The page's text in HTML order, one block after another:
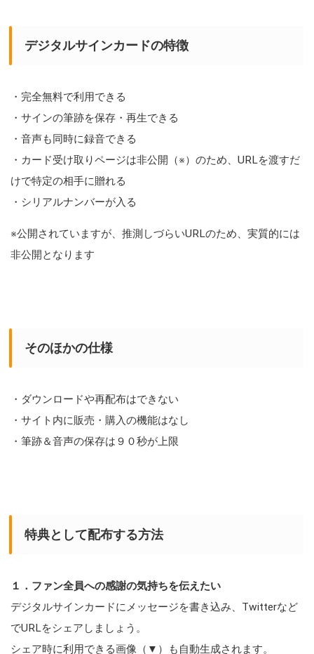
デジタルサインカードの特徴
・完全無料で利用できる
・サインの筆跡を保存・再生できる
・音声も同時に録音できる
・カード受け取りページは非公開（※）のため、URLを渡すだ
けで特定の相手に贈れる
・シリアルナンバーが入る
※公開されていますが、推測しづらいURLのため、実質的には
非公開となります
そのほかの仕様
・ダウンロードや再配布はできない
・サイト内に販売・購入の機能はなし
・筆跡＆音声の保存は９０秒が上限
特典として配布する方法
１．ファン全員への感謝の気持ちを伝えたい
デジタルサインカードにメッセージを書き込み、Twitterなど
でURLをシェアしましょう。
シェア時に利用できる画像（▼）も自動生成されます。